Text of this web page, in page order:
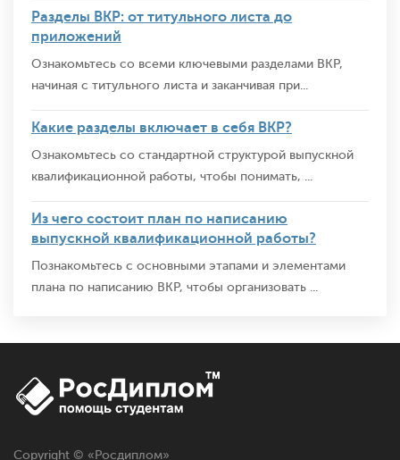
Разделы ВКР: от титульного листа до
приложений
Ознакомьтесь со всеми ключевыми разделами ВКР,
начиная с титульного листа и заканчивая при...
Какие разделы включает в себя ВКР?
Ознакомьтесь со стандартной структурой выпускной
квалификационной работы, чтобы понимать, ...
Из чего состоит план по написанию
выпускной квалификационной работы?
Познакомьтесь с основными этапами и элементами
плана по написанию ВКР, чтобы организовать ...
Copyright © « Росдиплом»